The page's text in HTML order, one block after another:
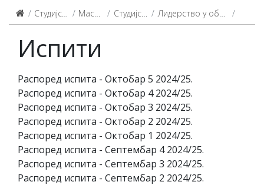
Студијски програми Мастер студије Студијски програми Лидерство у образовању (2015, 2021)
Испити
Распоред испита - Октобар 5 2024/25.
Распоред испита - Октобар 4 2024/25.
Распоред испита - Октобар 3 2024/25.
Распоред испита - Октобар 2 2024/25.
Распоред испита - Октобар 1 2024/25.
Распоред испита - Септембар 4 2024/25.
Распоред испита - Септембар 3 2024/25.
Распоред испита - Септембар 2 2024/25.